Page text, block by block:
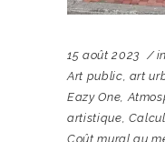
15 août 2023 in
Art public, art
Eazy One,
artistique,
Coût mural au